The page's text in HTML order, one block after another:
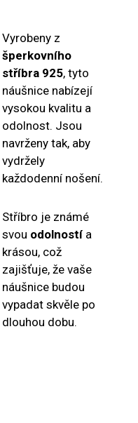
Vyrobeny z
šperkovního
stříbra 925, tyto
náušnice nabízejí
vysokou kvalitu a
odolnost. Jsou
navrženy tak, aby
vydržely
každodenní nošení.
Stříbro je známé
svou odolností a
krásou, což
zajišťuje, že vaše
náušnice budou
vypadat skvěle po
dlouhou dobu.